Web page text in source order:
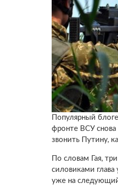
Популярный
фронте ВСУ снова
звонить Путину,
По словам Гая,
силовиками глава
уже на